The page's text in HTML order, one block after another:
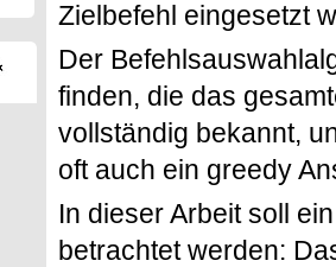
Zielbefehl eingesetzt
Der
finden, die das
vollständig bekannt,
oft auch ein greedy
In dieser Arbeit soll
betrachtet werden: